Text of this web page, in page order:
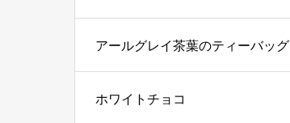
アールグレイ茶葉のティーバッグ
ホワイトチョコ